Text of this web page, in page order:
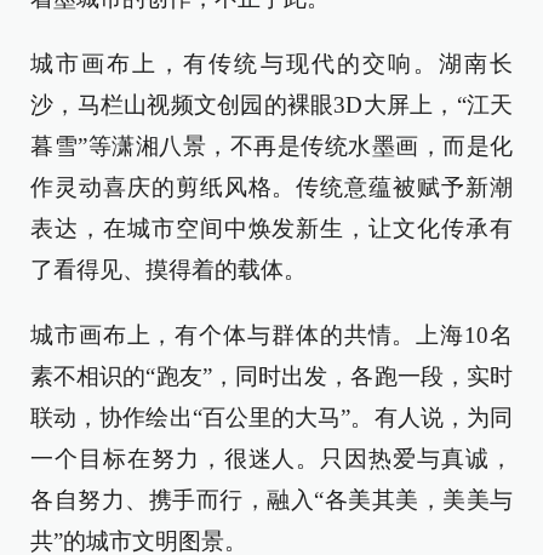
城市画布上，有传统与现代的交响。湖南长
沙，马栏山视频文创园的裸眼3D大屏上，“江天
暮雪”等潇湘八景，不再是传统水墨画，而是化
作灵动喜庆的剪纸风格。传统意蕴被赋予新潮
表达，在城市空间中焕发新生，让文化传承有
了看得见、摸得着的载体。
城市画布上，有个体与群体的共情。上海10名
素不相识的“跑友”，同时出发，各跑一段，实时
联动，协作绘出“百公里的大马”。有人说，为同
一个目标在努力，很迷人。只因热爱与真诚，
各自努力、携手而行，融入“各美其美，美美与
共”的城市文明图景。